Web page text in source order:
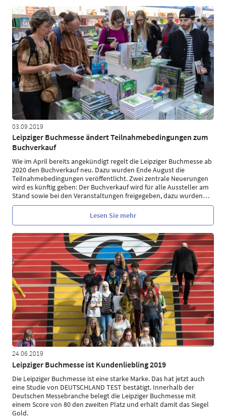
03.09.2019
Leipziger Buchmesse ändert Teilnahmebedingungen zum
Buchverkauf
Wie im April bereits angekündigt regelt die Leipziger Buchmesse ab
2020 den Buchverkauf neu. Dazu wurden Ende August die
Teilnahmebedingungen veröffentlicht. Zwei zentrale Neuerungen
wird es künftig geben: Der Buchverkauf wird für alle Aussteller am
Stand sowie bei den Veranstaltungen freigegeben, dazu wurden…
Lesen Sie mehr
24.06.2019
Leipziger Buchmesse ist Kundenliebling 2019
Die Leipziger Buchmesse ist eine starke Marke. Das hat jetzt auch
eine Studie von DEUTSCHLAND TEST bestätigt. Innerhalb der
Deutschen Messebranche belegt die Leipziger Buchmesse mit
einem Score von 80 den zweiten Platz und erhält damit das Siegel
Gold.